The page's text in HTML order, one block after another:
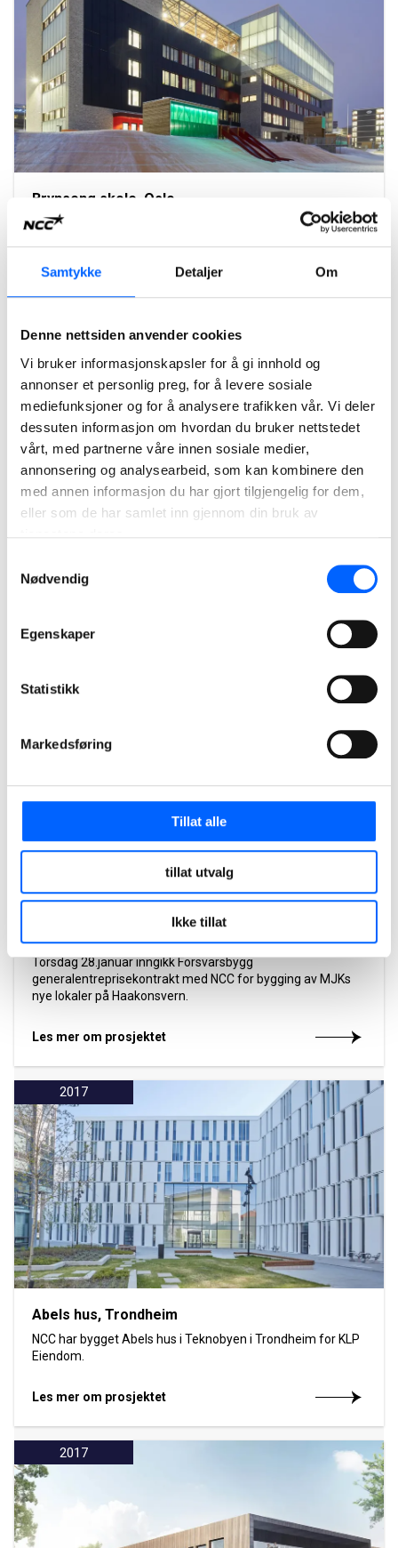
Samtykke Detaljer Om
Denne nettsiden anvender cookies
Vi bruker informasjonskapsler for å gi innhold og
annonser et personlig preg, for å levere sosiale
mediefunksjoner og for å analysere trafikken vår. Vi deler
dessuten informasjon om hvordan du bruker nettstedet
vårt, med partnerne våre innen sosiale medier,
annonsering og analysearbeid, som kan kombinere den
med annen informasjon du har gjort tilgjengelig for dem,
eller som de har samlet inn gjennom din bruk av
Nødvendig
Egenskaper
Statistikk
Markedsføring
Tillat alle
tillat utvalg
Ikke tillat
Brynseng skole, Oslo
Brynseng skole er et undervisningsbygg med en tydelig
Les mer om prosjektet
2017
Kistefossdammen barnehage er Norges første offentlige
Torsdag 28.januar inngikk Forsvarsbygg
generalentreprisekontrakt med NCC for bygging av MJKs
nye lokaler på Haakonsvern.
Les mer om prosjektet
2017
Abels hus, Trondheim
NCC har bygget Abels hus i Teknobyen i Trondheim for KLP
Eiendom.
Les mer om prosjektet
2017